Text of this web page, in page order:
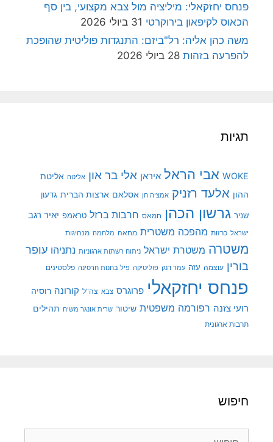
פנחס יחזקאלי: מיליציה מול צבא מקצועי, בין סף
הכאוס לקיפאון בירוקרטי 31 ביולי 2026
משה כהן אליה: רל"ביזם: התנגדות פוליטית שהופכת
להפרעה בזהות 28 ביולי 2026
תגיות
WOKE אבי הראל איראן אלי בר און אליטה אליטת
ההון אלעד רזניק אמציה חן אסלאם ארצות הברית גדעון
שניר גרשון הכהן חמאס חרבות ברזל טראמפ יאיר רגב
ישראל כרזות מהפכה משטרית מחאה מלחמה מנהיגות
משטרה משטרת ישראל ניתוח רשתות ארגוניות נתניהו עופר
בורין עוצמה עזה עמר דנק פוליטיקה פיל בחנות חרסינה פלסטינים
פנחס יחזקאלי פרוגרס צבא צה"ל קורונה רוסיה
רועי צזנה רפורמה משפטית שיטור שרית אונגר משיח תהילים
תרבות ארגונית
חיפוש